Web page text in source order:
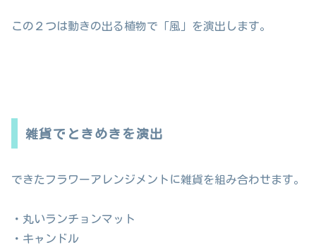
この２つは動きの出る植物で「風」を演出します。
雑貨でときめきを演出
できたフラワーアレンジメントに雑貨を組み合わせます。
・丸いランチョンマット
・キャンドル